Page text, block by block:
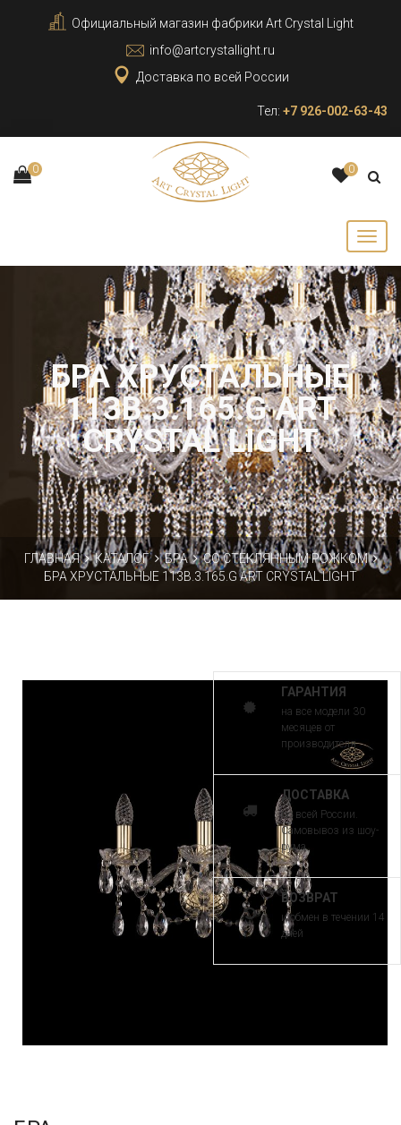
Официальный магазин фабрики Art Crystal Light
info@artcrystallight.ru
Доставка по всей России
Тел: +7 926-002-63-43
0 0
БРА ХРУСТАЛЬНЫЕ
113B.3.165.G ART
CRYSTAL LIGHT
ГЛАВНАЯ КАТАЛОГ БРА
СО СТЕКЛЯННЫМ РОЖКОМ
БРА ХРУСТАЛЬНЫЕ 113B.3.165.G ART CRYSTAL LIGHT
ГАРАНТИЯ
на все модели 30
месяцев от
производителя
ДОСТАВКА
по всей России.
Самовывоз из шоу-
рума
ВОЗВРАТ
и обмен в течении 14
дней